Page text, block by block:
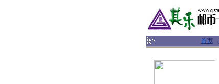
首页